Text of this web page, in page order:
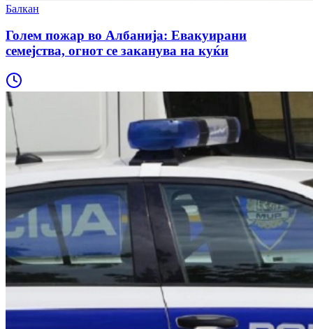
Балкан
Голем пожар во Албанија: Евакуирани
семејства, огнот се заканува на куќи